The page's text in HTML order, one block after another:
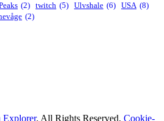
(2) twitch (5) Ulvshale (6) USA (8)
(2)
. All Rights Reserved. Cookie-